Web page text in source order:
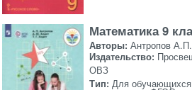
Математика 9
Авторы: Антропов
Издательство:
ОВЗ
Тип: Для